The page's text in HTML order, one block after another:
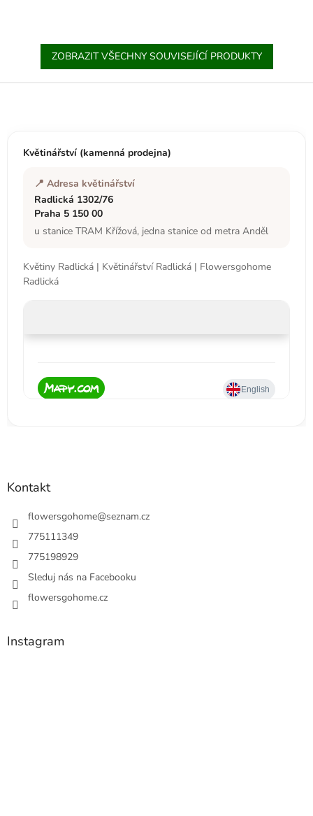
ZOBRAZIT VŠECHNY SOUVISEJÍCÍ PRODUKTY
Z
Květinářství (kamenná prodejna)
📍 Adresa květinářství
Radlická 1302/76
Praha 5 150 00
u stanice TRAM Křížová, jedna stanice od metra Anděl
Květiny Radlická | Květinářství Radlická | Flowersgohome
Radlická
Kontakt
flowersgohome@seznam.cz
775111349
775198929
Sleduj nás na Facebooku
flowersgohome.cz
Instagram